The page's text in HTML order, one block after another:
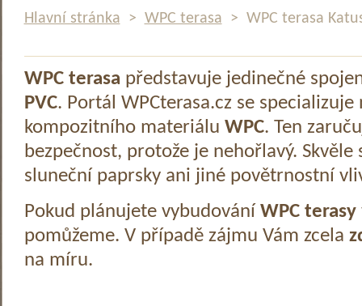
Hlavní stránka > WPC terasa > WPC terasa
WPC terasa představuje jedinečné
PVC. Portál WPCterasa.cz se specializuje
kompozitního materiálu WPC. Ten
bezpečnost, protože je nehořlavý.
sluneční paprsky ani jiné povětrnostní
Pokud plánujete vybudování WPC terasy
pomůžeme. V případě zájmu Vám zcela
na míru.